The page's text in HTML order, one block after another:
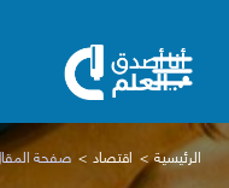
الرئيسية اقتصاد صفحة